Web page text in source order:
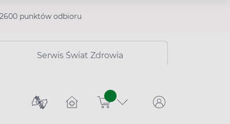
2600 punktów odbioru
Serwis Świat Zdrowia
sztuk